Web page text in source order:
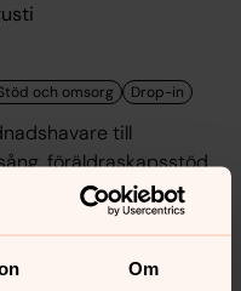
Om
till
föräldraskapsstöd